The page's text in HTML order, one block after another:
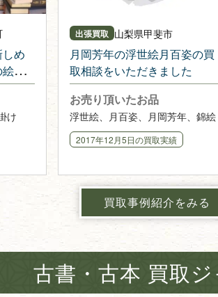
め
巻
け
出張買取 山梨県甲斐市
月岡芳年の浮世絵月百姿の買
取相談をいただきました
お売り頂いたお品
浮世絵、月百姿、月岡芳年、錦絵
2017年12月5日の買取実績
買取事例紹介をみる
古書・古本 買取